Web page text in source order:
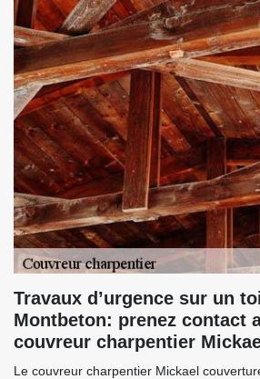
Travaux d’urgence sur un
Montbeton: prenez contact
couvreur charpentier
Le couvreur charpentier Mickael